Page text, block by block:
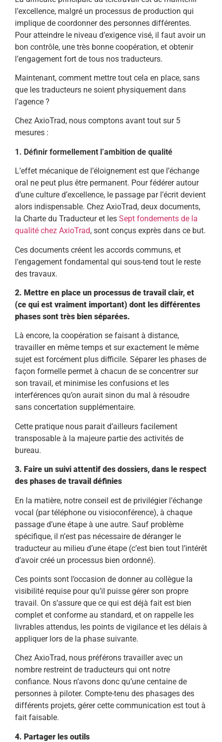
l’excellence, malgré un processus de production qui
implique de coordonner des personnes différentes.
Pour atteindre le niveau d’exigence visé, il faut avoir un
bon contrôle, une très bonne coopération, et obtenir
l’engagement fort de tous nos traducteurs.
Maintenant, comment mettre tout cela en place, sans
que les traducteurs ne soient physiquement dans
l’agence ?
Chez AxioTrad, nous comptons avant tout sur 5
mesures :
1. Définir formellement l’ambition de qualité
L’effet mécanique de l’éloignement est que l’échange
oral ne peut plus être permanent. Pour fédérer autour
d’une culture d’excellence, le passage par l’écrit devient
alors indispensable. Chez AxioTrad, deux documents,
la Charte du Traducteur et les Sept fondements de la
qualité chez AxioTrad, sont conçus exprès dans ce but.
Ces documents créent les accords communs, et
l’engagement fondamental qui sous-tend tout le reste
des travaux.
2. Mettre en place un processus de travail clair, et
(ce qui est vraiment important) dont les différentes
phases sont très bien séparées.
Là encore, la coopération se faisant à distance,
travailler en même temps et sur exactement le même
sujet est forcément plus difficile. Séparer les phases de
façon formelle permet à chacun de se concentrer sur
son travail, et minimise les confusions et les
interférences qu’on aurait sinon du mal à résoudre
sans concertation supplémentaire.
Cette pratique nous parait d’ailleurs facilement
transposable à la majeure partie des activités de
bureau.
3. Faire un suivi attentif des dossiers, dans le respect
des phases de travail définies
En la matière, notre conseil est de privilégier l’échange
vocal (par téléphone ou visioconférence), à chaque
passage d’une étape à une autre. Sauf problème
spécifique, il n’est pas nécessaire de déranger le
traducteur au milieu d’une étape (c’est bien tout l’intérêt
d’avoir créé un processus bien ordonné).
Ces points sont l’occasion de donner au collègue la
visibilité requise pour qu’il puisse gérer son propre
travail. On s’assure que ce qui est déjà fait est bien
complet et conforme au standard, et on rappelle les
livrables attendus, les points de vigilance et les délais à
appliquer lors de la phase suivante.
Chez AxioTrad, nous préférons travailler avec un
nombre restreint de traducteurs qui ont notre
confiance. Nous n’avons donc qu’une centaine de
personnes à piloter. Compte-tenu des phasages des
différents projets, gérer cette communication est tout à
fait faisable.
4. Partager les outils